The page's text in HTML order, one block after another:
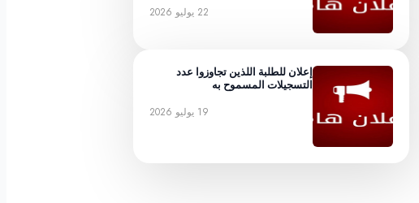
22 يوليو 2026
إعلان للطلبة اللذين تجاوزوا عدد
التسجيلات المسموح به
19 يوليو 2026